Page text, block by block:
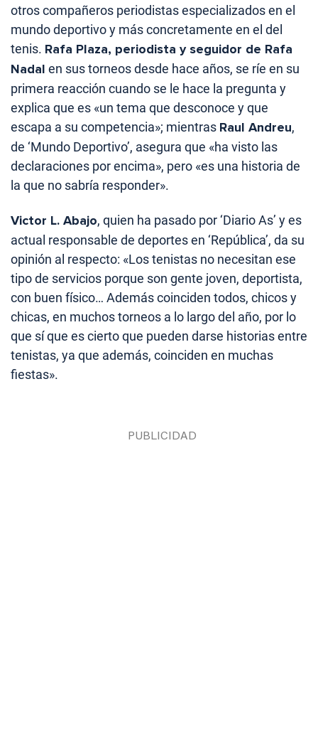
otros compañeros periodistas especializados en el
mundo deportivo y más concretamente en el del
tenis. Rafa Plaza, periodista y seguidor de Rafa
Nadal en sus torneos desde hace años, se ríe en su
primera reacción cuando se le hace la pregunta y
explica que es «un tema que desconoce y que
escapa a su competencia»; mientras Raul Andreu,
de ‘Mundo Deportivo’, asegura que «ha visto las
declaraciones por encima», pero «es una historia de
la que no sabría responder».
Victor L. Abajo, quien ha pasado por ‘Diario As’ y es
actual responsable de deportes en ‘República’, da su
opinión al respecto: «Los tenistas no necesitan ese
tipo de servicios porque son gente joven, deportista,
con buen físico… Además coinciden todos, chicos y
chicas, en muchos torneos a lo largo del año, por lo
que sí que es cierto que pueden darse historias entre
tenistas, ya que además, coinciden en muchas
fiestas».